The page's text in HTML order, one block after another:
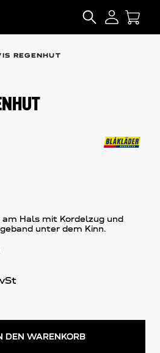
SEARCH
REGENHUT
am Hals mit Kordelzug und
unter dem Kinn.
DEN WARENKORB